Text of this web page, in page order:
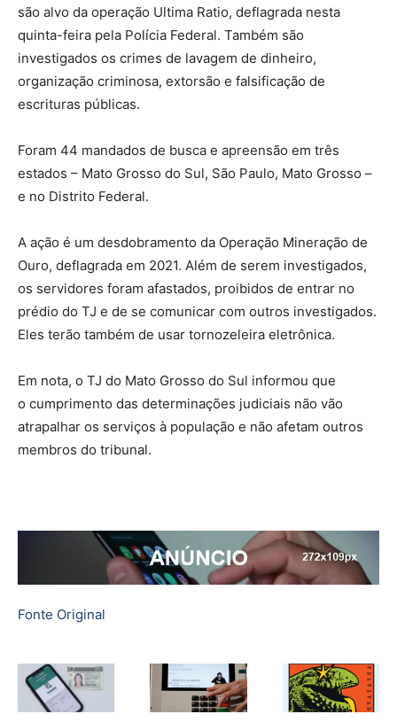
são alvo da operação Ultima Ratio, deflagrada nesta
quinta-feira pela Polícia Federal. Também são
investigados os crimes de lavagem de dinheiro,
organização criminosa, extorsão e falsificação de
escrituras públicas.
Foram 44 mandados de busca e apreensão em três
estados – Mato Grosso do Sul, São Paulo, Mato Grosso –
e no Distrito Federal.
A ação é um desdobramento da Operação Mineração de
Ouro, deflagrada em 2021. Além de serem investigados,
os servidores foram afastados, proibidos de entrar no
prédio do TJ e de se comunicar com outros investigados.
Eles terão também de usar tornozeleira eletrônica.
Em nota, o TJ do Mato Grosso do Sul informou que
o cumprimento das determinações judiciais não vão
atrapalhar os serviços à população e não afetam outros
membros do tribunal.
Fonte Original